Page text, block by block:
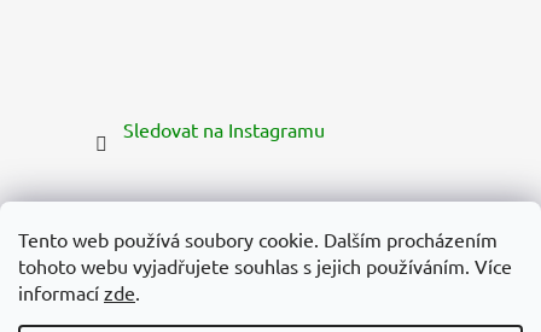
Tento web používá soubory cookie. Dalším procházením
tohoto webu vyjadřujete souhlas s jejich používáním. Více
informací zde.
Sledovat na Instagramu